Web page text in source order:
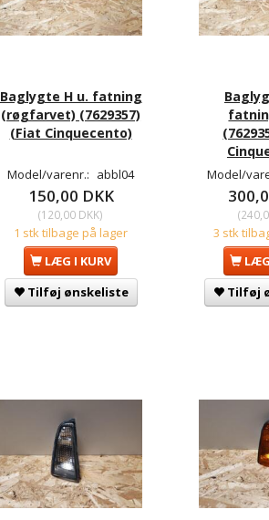
Baglygte H u. fatning
(røgfarvet) (7629357)
(Fiat Cinquecento)
Model/varenr.: abbl04
150,00 DKK
(120,00 DKK)
1 stk tilbage på lager
LÆG I KURV
Tilføj ønskeliste
Model/
(
3 stk
Tilføj